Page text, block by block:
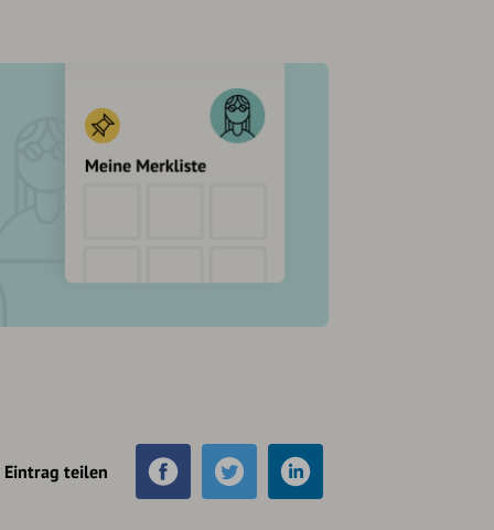
Eintrag teilen